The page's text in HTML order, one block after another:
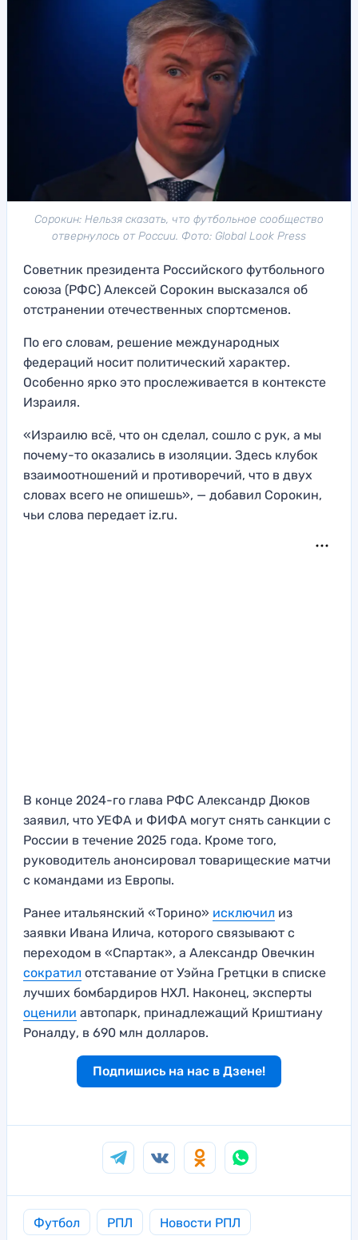
Сорокин: Нельзя сказать, что футбольное сообщество
отвернулось от России. Фото: Global Look Press
Советник президента Российского футбольного
союза (РФС) Алексей Сорокин высказался об
отстранении отечественных спортсменов.
По его словам, решение международных
федераций носит политический характер.
Особенно ярко это прослеживается в контексте
Израиля.
«Израилю всё, что он сделал, сошло с рук, а мы
почему-то оказались в изоляции. Здесь клубок
взаимоотношений и противоречий, что в двух
словах всего не опишешь», — добавил Сорокин,
чьи слова передает iz.ru.
В конце 2024-го глава РФС Александр Дюков
заявил, что УЕФА и ФИФА могут снять санкции с
России в течение 2025 года. Кроме того,
руководитель анонсировал товарищеские матчи
с командами из Европы.
Ранее итальянский «Торино» исключил из
заявки Ивана Илича, которого связывают с
переходом в «Спартак», а Александр Овечкин
сократил отставание от Уэйна Гретцки в списке
лучших бомбардиров НХЛ. Наконец, эксперты
оценили автопарк, принадлежащий Криштиану
Роналду, в 690 млн долларов.
Подпишись на нас в Дзене!
Футбол РПЛ Новости РПЛ